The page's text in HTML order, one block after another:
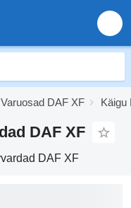
Varuosad DAF XF Käigu
DAF XF
DAF XF